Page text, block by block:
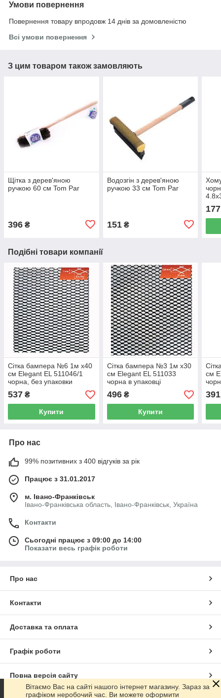
Умови повернення
Повернення товару впродовж 14 днів за домовленістю
Всі умови повернення
З цим товаром також замовляють
Щітка з дерев'яною
ручкою 60 см Tom Par
396 ₴
Водозгін з дерев'яною
ручкою 33 см Tom Par
151₴
177
Подібні товари компанії
Сітка бампера №6 1м х40
см Elegant EL 511046/1
чорна, без упаковки
537 ₴
Купити
Сітка бампера №3 1м х30
см Elegant EL 511033
чорна в упаковці
496₴
Купити
см
391
Про нас
99% позитивних з 400 відгуків за рік
Працює з 31.01.2017
м. Івано-Франківськ
Івано-Франківська область, Івано-Франківськ, Україна
Контакти
Сьогодні працює з 09:00 до 14:00
Показати весь графік роботи
Про нас
Контакти
Доставка та оплата
Графік роботи
Повна версія сайту
Вітаємо Вас на сайті нашого інтернет магазину. Зараз за
графіком неробочий час. Ви можете оформити